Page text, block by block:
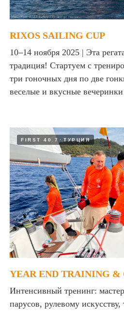
RIXOS SAILING CUP
10–14 ноября 2025 | Эта
традиция! Стартуем с
три гоночных дня по две
веселые и вкусные
FIRST 40.7 ТУРЦИЯ
YEAR END TRAINING &
Интенсивный тренинг:
парусов, рулевому искусству,